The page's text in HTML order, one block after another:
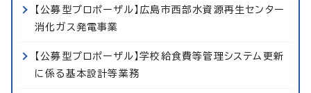
【公募型プロポーザル】広島市西部水資源再生センター
消化ガス発電事業
【公募型プロポーザル】学校給食費等管理システム更新
に係る基本設計等業務